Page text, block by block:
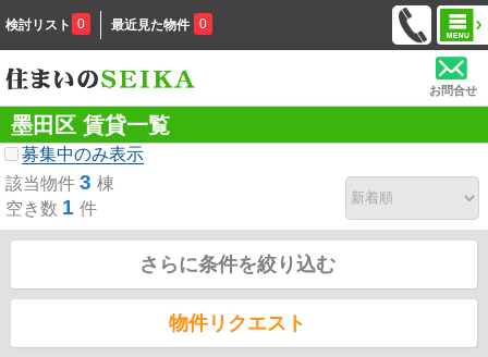
検討リスト 0 最近見た物件 0
お問合せ
墨田区 賃貸一覧
募集中のみ表示
該当物件 3 棟
空き数 1 件
さらに条件を絞り込む
物件リクエスト